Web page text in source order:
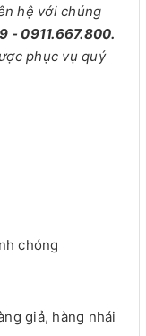
hệ với chúng
- 0911.667.800.
phục vụ quý
chóng
giả, hàng nhái